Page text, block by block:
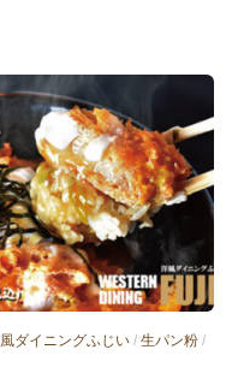
ダイニングふじい / 生パン粉 /